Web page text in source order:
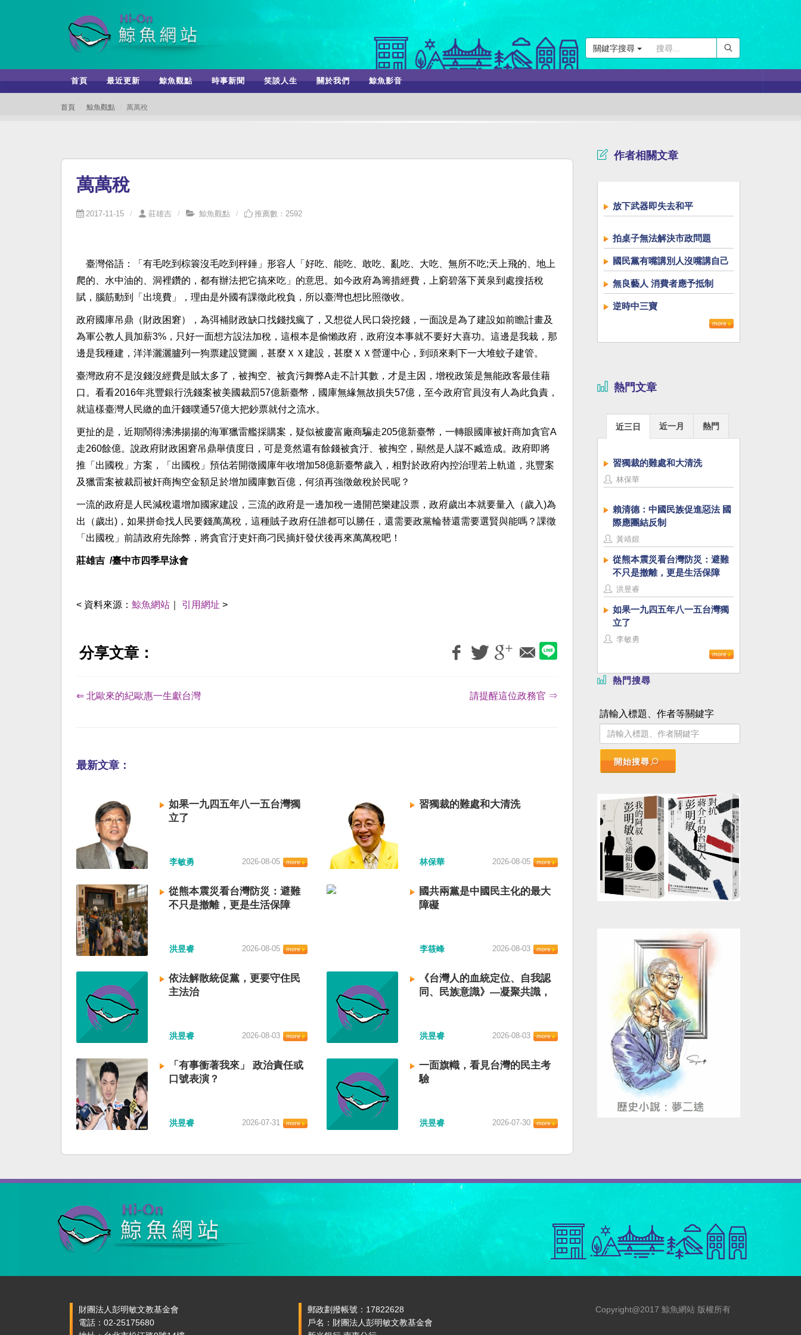
關鍵字搜尋
首頁 最近更新 鯨魚觀點 時事新聞 笑談人生 關於我們 鯨魚影音
首頁 鯨魚觀點 萬萬稅
萬萬稅
2017-11-15 莊雄吉 鯨魚觀點 推薦數：2592
臺灣俗語：「有毛吃到棕簑沒毛吃到秤錘」形容人「好吃、能吃、敢吃、亂吃、大吃、無所不吃;天上飛的、地上
爬的、水中油的、洞裡鑽的，都有辦法把它搞來吃」的意思。如今政府為籌措經費，上窮碧落下黃泉到處搜括稅
賦，腦筋動到「出境費」，理由是外國有課徵此稅負，所以臺灣也想比照徵收。
政府國庫吊鼎（財政困窘），為弭補財政缺口找錢找瘋了，又想從人民口袋挖錢，一面說是為了建設如前瞻計畫及
為軍公教人員加薪3%，只好一面想方設法加稅，這根本是偷懶政府，政府沒本事就不要好大喜功。這邊是我栽，那
邊是我種建，洋洋灑灑臚列一狗票建設覽圖，甚麼ＸＸ建設，甚麼ＸＸ營運中心，到頭來剩下一大堆蚊子建管。
臺灣政府不是沒錢沒經費是賊太多了，被掏空、被貪污舞弊A走不計其數，才是主因，增稅政策是無能政客最佳藉
口。看看2016年兆豐銀行洗錢案被美國裁罰57億新臺幣，國庫無緣無故損失57億，至今政府官員沒有人為此負責，
就這樣臺灣人民繳的血汗錢噗通57億大把鈔票就付之流水。
更扯的是，近期鬧得沸沸揚揚的海軍獵雷艦採購案，疑似被慶富廠商騙走205億新臺幣，一轉眼國庫被奸商加貪官A
走260餘億。說政府財政困窘吊鼎舉債度日，可是竟然還有餘錢被貪汙、被掏空，顯然是人謀不臧造成。政府即將
推「出國稅」方案，「出國稅」預估若開徵國庫年收增加58億新臺幣歲入，相對於政府內控治理若上軌道，兆豐案
及獵雷案被裁罰被奸商掏空金額足於增加國庫數百億，何須再強徵斂稅於民呢？
一流的政府是人民減稅還增加國家建設，三流的政府是一邊加稅一邊開芭樂建設票，政府歲出本就要量入（歲入)為
出（歲出)，如果拼命找人民要錢萬萬稅，這種賊子政府任誰都可以勝任，還需要政黨輪替還需要選賢與能嗎？課徵
「出國稅」前請政府先除弊，將貪官汙吏奸商刁民摘奸發伏後再來萬萬稅吧！
莊雄吉 /臺中市四季早泳會
< 資料來源： 鯨魚網站 引用網址 >
分享文章：
⇐ 北歐來的紀歐惠一生獻台灣 請提醒這位政務官 ⇒
最新文章：
如果一九四五年八一五台灣獨
立了
李敏勇 2026-08-05
習獨裁的難處和大清洗
林保華 2026-08-05
從熊本震災看台灣防災：避難
不只是撤離，更是生活保障
洪昱睿 2026-08-05
國共兩黨是中國民主化的最大
障礙
李筱峰 2026-08-03
依法解散統促黨，更要守住民
主法治
洪昱睿 2026-08-03
《台灣人的血統定位、自我認
同、民族意識》—凝聚共識，
洪昱睿 2026-08-03
「有事衝著我來」 政治責任或
口號表演？
洪昱睿 2026-07-31
一面旗幟，看見台灣的民主考
驗
洪昱睿 2026-07-30
作者相關文章
放下武器即失去和平
拍桌子無法解決市政問題
國民黨有嘴講別人沒嘴講自己
無良藝人 消費者應予抵制
逆時中三寶
熱門文章
近三日 近一月 熱門
習獨裁的難處和大清洗
林保華
賴清德：中國民族促進惡法 國
際應團結反制
黃靖媗
從熊本震災看台灣防災：避難
不只是撤離，更是生活保障
洪昱睿
如果一九四五年八一五台灣獨
立了
李敏勇
熱門搜尋
請輸入標題、作者等關鍵字
開始搜尋
財團法人彭明敏文教基金會
電話：02-25175680
郵政劃撥帳號：17822628
戶名：財團法人彭明敏文教基金會
Copyright@2017 鯨魚網站 版權所有